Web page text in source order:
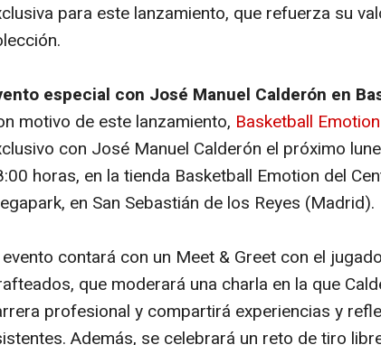
para este lanzamiento, que refuerza su
especial con José Manuel Calderón en
motivo de este lanzamiento, Basketball Emotion
con José Manuel Calderón el próximo
horas, en la tienda Basketball Emotion del
en San Sebastián de los Reyes (Madrid).
evento contará con un Meet & Greet con el
que moderará una charla en la que
profesional y compartirá experiencias y
Además, se celebrará un reto de tiro